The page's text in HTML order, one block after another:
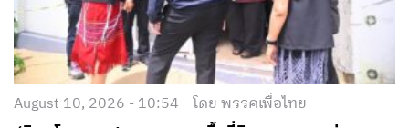
August 10, 2026 - 10:54 โดย พรรคเพื่อไทย